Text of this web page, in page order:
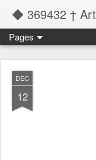
◆ 369432 †
Pages
DEC
12